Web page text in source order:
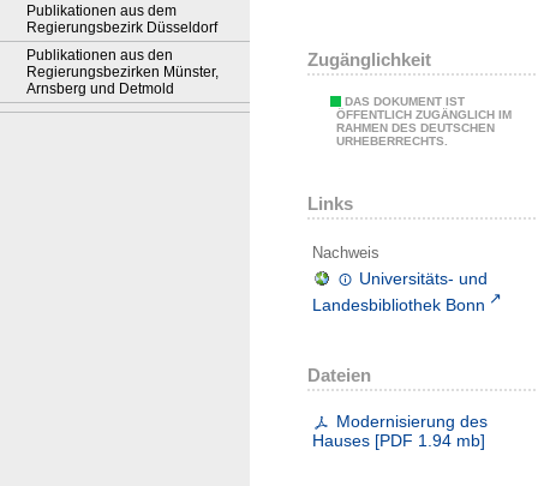
Publikationen aus dem
Regierungsbezirk Düsseldorf
Publikationen aus den
Regierungsbezirken Münster,
Arnsberg und Detmold
Zugänglichkeit
DAS DOKUMENT IST
ÖFFENTLICH ZUGÄNGLICH IM
RAHMEN DES DEUTSCHEN
URHEBERRECHTS.
Links
Nachweis
Universitäts- und
Landesbibliothek Bonn
Dateien
Modernisierung des
Hauses [PDF 1.94 mb]